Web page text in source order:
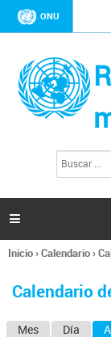
ONU
l
s

Se
usted
Inicio›Calendario›
Calendario
Mes Día